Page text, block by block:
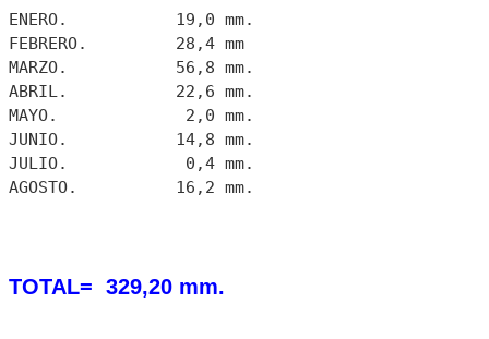
ENERO. 19,0 mm.
FEBRERO. 28,4 mm
MARZO. 56,8 mm.
ABRIL. 22,6 mm.
MAYO. 2,0 mm.
JUNIO. 14,8 mm.
JULIO. 0,4 mm.
AGOSTO. 16,2 mm.
TOTAL= 329,20 mm.